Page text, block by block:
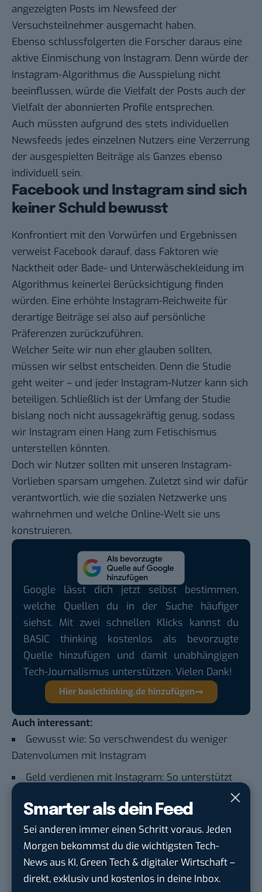
Smarter als dein Feed
Sei anderen immer einen Schritt voraus. Jeden
Morgen bekommst du die wichtigsten Tech-
News aus KI, Green Tech & digitaler Wirtschaft –
direkt, exklusiv und kostenlos in deine Inbox.
angezeigten Posts im Newsfeed der
Versuchsteilnehmer ausgemacht haben.
Ebenso schlussfolgerten die Forscher daraus eine
aktive Einmischung von Instagram. Denn würde der
Instagram-Algorithmus die Ausspielung nicht
beeinflussen, würde die Vielfalt der Posts auch der
Vielfalt der abonnierten Profile entsprechen.
Auch müssten aufgrund des stets individuellen
Newsfeeds jedes einzelnen Nutzers eine Verzerrung
der ausgespielten Beiträge als Ganzes ebenso
individuell sein.
Facebook und Instagram sind sich
keiner Schuld bewusst
Konfrontiert mit den Vorwürfen und Ergebnissen
verweist Facebook darauf, dass Faktoren wie
Nacktheit oder Bade- und Unterwäschekleidung im
Algorithmus keinerlei Berücksichtigung finden
würden. Eine erhöhte Instagram-Reichweite für
derartige Beiträge sei also auf persönliche
Präferenzen zurückzuführen.
Welcher Seite wir nun eher glauben sollten,
müssen wir selbst entscheiden. Denn die Studie
geht weiter – und jeder Instagram-Nutzer kann sich
beteiligen. Schließlich ist der Umfang der Studie
bislang noch nicht aussagekräftig genug, sodass
wir Instagram einen Hang zum Fetischismus
unterstellen könnten.
Doch wir Nutzer sollten mit unseren Instagram-
Vorlieben sparsam umgehen. Zuletzt sind wir dafür
verantwortlich, wie die sozialen Netzwerke uns
wahrnehmen und welche Online-Welt sie uns
konstruieren.
Google lässt dich jetzt selbst bestimmen,
welche Quellen du in der Suche häufiger
siehst. Mit zwei schnellen Klicks kannst du
BASIC thinking kostenlos als bevorzugte
Quelle hinzufügen und damit unabhängigen
Tech-Journalismus unterstützen. Vielen Dank!
Hier basicthinking.de hinzufügen
Auch interessant:
Gewusst wie: So verschwendest du weniger
Datenvolumen mit Instagram
Geld verdienen mit Instagram: So unterstützt
dich das soziale Netzwerk
Instagram Shop einrichten: So verkaufst du
deine Produkte auf Instagram
Instagram Stories ganz einfach am PC gestalten
und vorplanen